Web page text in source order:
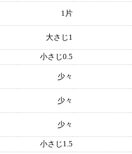
1片
大さじ1
小さじ0.5
少々
少々
少々
小さじ1.5